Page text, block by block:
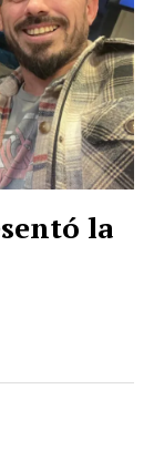
la